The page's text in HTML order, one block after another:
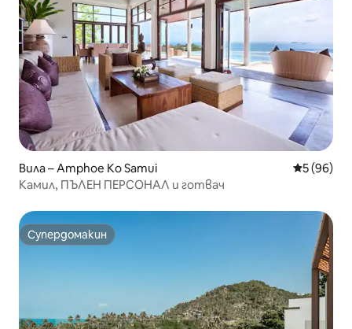
Вила – Amphoe Ko Samui Средна
5 (96)
Камил, ПЪЛЕН ПЕРСОНАЛ и готвач
Супердомакин
Супердомакин